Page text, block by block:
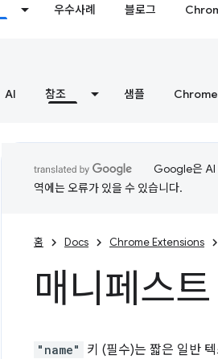
우수사례 블로그
AI 참조 샘플
Google은 AI
역에는 오류가 있을 수 있습니다.
홈 Docs Chrome Extensions
매니페스
"name" 키 (필수)는 짧은 일반